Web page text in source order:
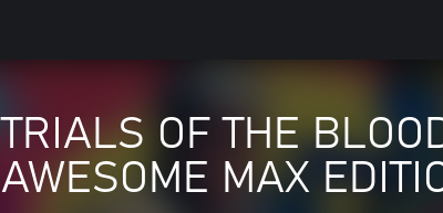
TRIALS OF THE
AWESOME MAX